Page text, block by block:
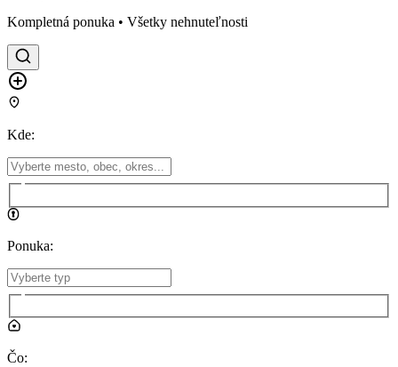
Kompletná ponuka • Všetky nehnuteľnosti
Kde:
Ponuka:
Čo: